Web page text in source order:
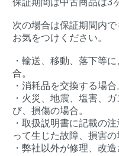
保証期間は中古商品は3
次の場合は保証期間内
お気をつけください。
・輸送、移動、落下等
合。
・消耗品を交換する場合
・火災、地震、塩害、
び、損傷の場合。
・取扱説明書に記載の
って生じた故障、損害の
・弊社以外が修理、改